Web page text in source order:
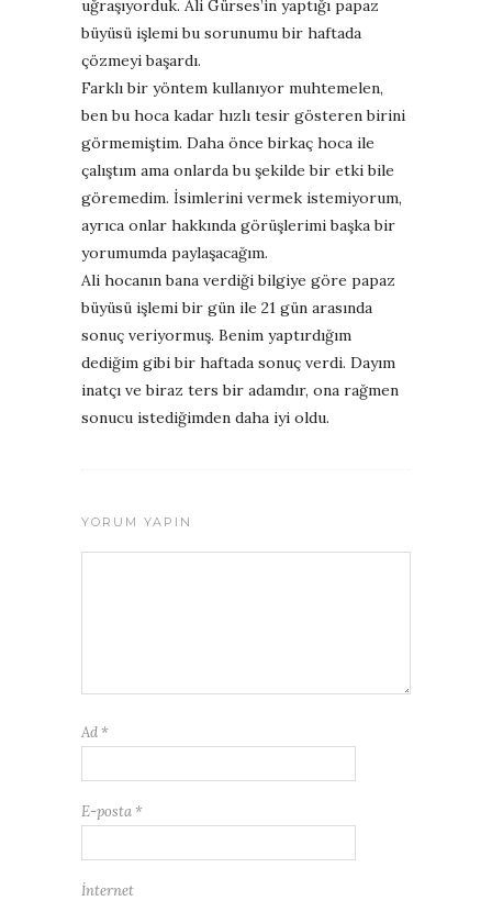
uğraşıyorduk. Ali Gürses’in yaptığı papaz
büyüsü işlemi bu sorunumu bir haftada
çözmeyi başardı.
Farklı bir yöntem kullanıyor muhtemelen,
ben bu hoca kadar hızlı tesir gösteren birini
görmemiştim. Daha önce birkaç hoca ile
çalıştım ama onlarda bu şekilde bir etki bile
göremedim. İsimlerini vermek istemiyorum,
ayrıca onlar hakkında görüşlerimi başka bir
yorumumda paylaşacağım.
Ali hocanın bana verdiği bilgiye göre papaz
büyüsü işlemi bir gün ile 21 gün arasında
sonuç veriyormuş. Benim yaptırdığım
dediğim gibi bir haftada sonuç verdi. Dayım
inatçı ve biraz ters bir adamdır, ona rağmen
sonucu istediğimden daha iyi oldu.
YORUM YAPIN
Ad *
E-posta *
İnternet